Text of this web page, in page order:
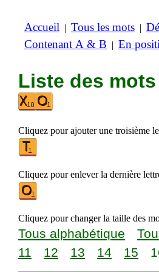
Accueil | Tous les mots |
Contenant A & B | En
Liste des
Cliquez pour ajouter une troisième
Cliquez pour enlever la dernière
Cliquez pour changer la taille des
Tous alphabétique
11
12 13 14 15